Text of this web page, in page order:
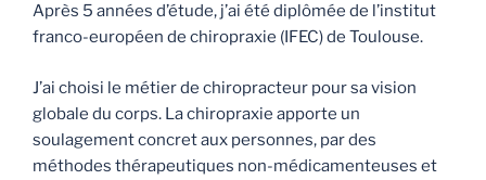
Après 5 années d’étude, j’ai été diplômée de l’institut
franco-européen de chiropraxie (IFEC) de Toulouse.
J’ai choisi le métier de chiropracteur pour sa vision
globale du corps. La chiropraxie apporte un
soulagement concret aux personnes, par des
méthodes thérapeutiques non-médicamenteuses et